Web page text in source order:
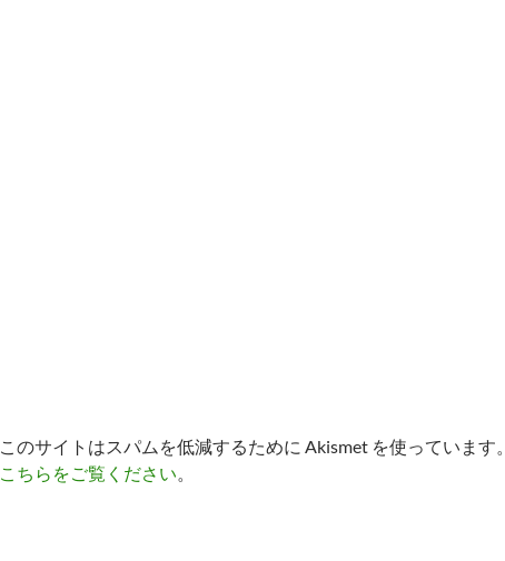
このサイトはスパムを低減するために Akismet を使っています。
こちらをご覧ください。